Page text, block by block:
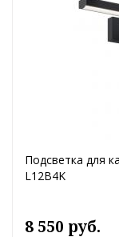
Подсветка для
L12B4K
8 550 руб.